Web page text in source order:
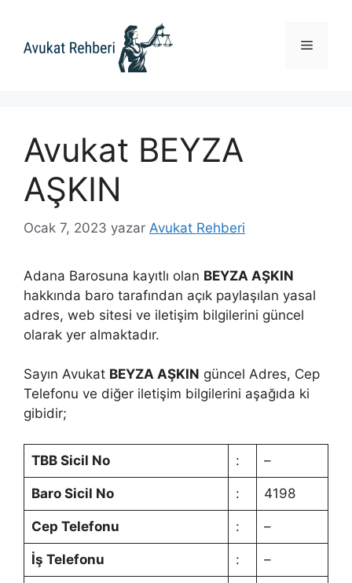
Menü
Avukat BEYZA
AŞKIN
Ocak 7, 2023 yazar Avukat Rehberi
Adana Barosuna kayıtlı olan BEYZA AŞKIN
hakkında baro tarafından açık paylaşılan yasal
adres, web sitesi ve iletişim bilgilerini güncel
olarak yer almaktadır.
Sayın Avukat BEYZA AŞKIN güncel Adres, Cep
Telefonu ve diğer iletişim bilgilerini aşağıda ki
gibidir;
TBB Sicil No : –
Baro Sicil No : 4198
Cep Telefonu : –
İş Telefonu : –